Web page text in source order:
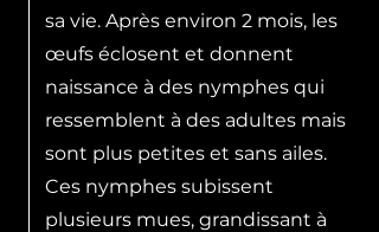
sa vie. Après environ 2 mois, les
œufs éclosent et donnent
naissance à des nymphes qui
ressemblent à des adultes mais
sont plus petites et sans ailes.
Ces nymphes subissent
plusieurs mues, grandissant à